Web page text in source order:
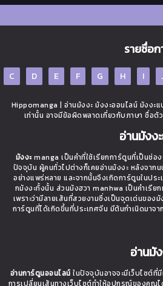
รายชื่อ
C D E F G H I
Hippomanga | อ่านมังงะ มังงะออนไลน์ มังง
เท่านั้น อาจมีข้อผิดพลาดเกี่ยวกับภาษา ชื่อตั
อ่านมังง
มังงะmanga เป็นคำที่ใช้เรียกการ์ตูนที่เป็นช่อ
ปัจจุบัน ผู้คนทั่วไปต่างก็เคยอ่านมังงะ หลังจาก
อย่างแพร่หลาย และจากนั้นจึงเกิดการ์ตูนในปร
กมังงะทั้งนั้น ส่วนมังฮวา manhwa เป็นคำเรีย
เพราะว่ามีลายเส้นที่สวยงามซึ่งเป็นจุดเด่นของ
การ์ตูนที่ได้เกิดขึ้นที่ประเทศจีน มีต้นกำเนิดมาจ
อ่านมั
อ่านการ์ตูนออนไลน์ ในปัจจุบันอาจจะมีเว็บไซต์ที่
การเปลี่ยนเส้นทางเว็บไซต์ทำให้อุปกรณ์ของคุณ